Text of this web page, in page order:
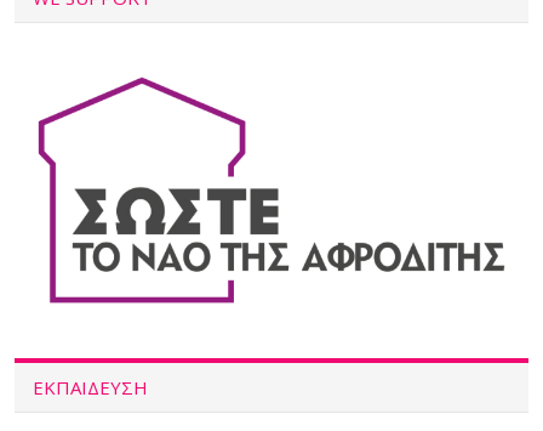
ΕΚΠΑΙΔΕΥΣΗ